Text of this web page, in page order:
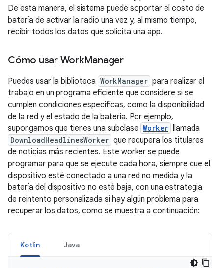
De esta manera, el sistema puede soportar el costo de
batería de activar la radio una vez y, al mismo tiempo,
recibir todos los datos que solicita una app.
Cómo usar WorkManager
Puedes usar la biblioteca WorkManager para realizar el
trabajo en un programa eficiente que considere si se
cumplen condiciones específicas, como la disponibilidad
de la red y el estado de la batería. Por ejemplo,
supongamos que tienes una subclase Worker llamada
DownloadHeadlinesWorker que recupera los titulares
de noticias más recientes. Este worker se puede
programar para que se ejecute cada hora, siempre que el
dispositivo esté conectado a una red no medida y la
batería del dispositivo no esté baja, con una estrategia
de reintento personalizada si hay algún problema para
recuperar los datos, como se muestra a continuación:
Kotlin Java